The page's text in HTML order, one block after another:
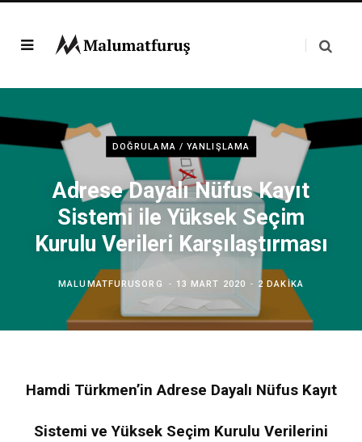
DOĞRULAMA / YANLIŞLAMA
Adrese Dayalı Nüfus Kayıt
Sistemi ile Yüksek Seçim
Kurulu Verileri Karşılaştırması
MALUMATFURUSORG 13 MART 2020 2 DAKIKA
Hamdi Türkmen’in Adrese Dayalı Nüfus Kayıt
Sistemi ve Yüksek Seçim Kurulu Verilerini